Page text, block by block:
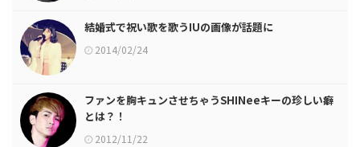
結婚式で祝い歌を歌うIUの画像が話題に
2014/02/24
ファンを胸キュンさせちゃうSHINeeキーの珍しい癖
とは？！
2012/11/22